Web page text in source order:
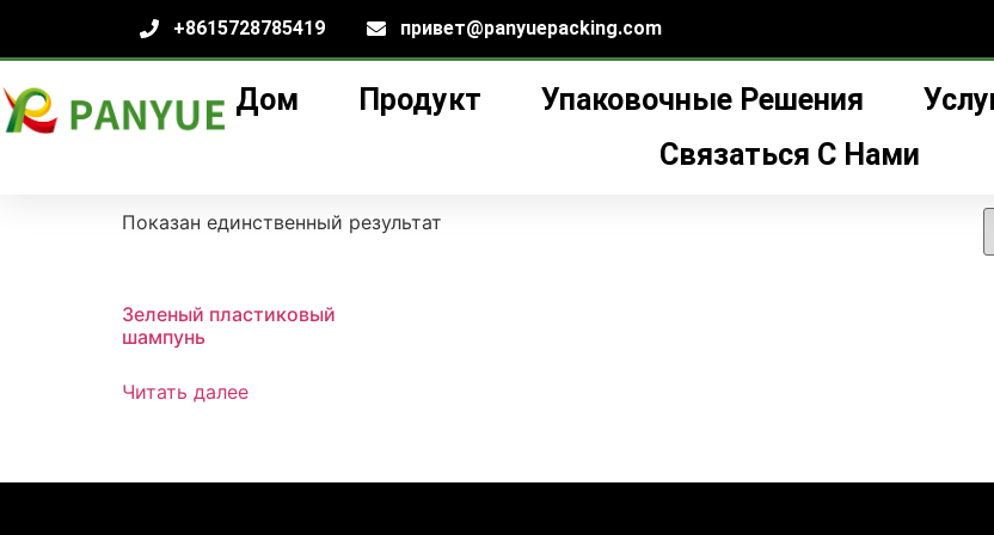
+8615728785419 привет@panyuepacking.com
Дом Продукт Упаковочные Решения
Связаться С Нами
Дом /продукт / Товары с меткой «овальный контейнер для косметики”
овальный контейнер для косметики
Показан единственный результат
Зеленый пластиковый
шампунь
Читать далее